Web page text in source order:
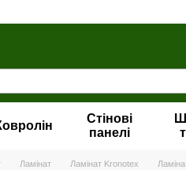
Стінові
панелі
Ламінат Ламінат Kronotex